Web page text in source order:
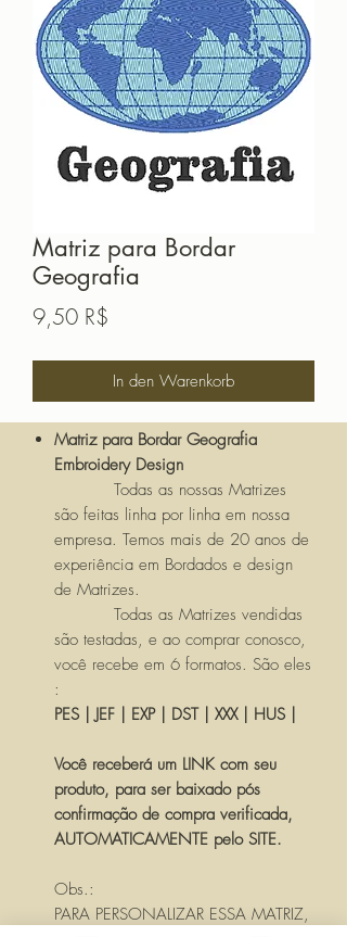
Matriz para Bordar
Geografia
9,50 R$
In den Warenkorb
Matriz para Bordar Geografia
Embroidery Design
Todas as nossas Matrizes
são feitas linha por linha em nossa
empresa. Temos mais de 20 anos de
experiência em Bordados e design
de Matrizes.
Todas as Matrizes vendidas
são testadas, e ao comprar conosco,
você recebe em 6 formatos. São eles
:
PES | JEF | EXP | DST | XXX | HUS |
Você receberá um LINK com seu
produto, para ser baixado pós
confirmação de compra verificada,
AUTOMATICAMENTE pelo SITE.
Obs.:
PARA PERSONALIZAR ESSA MATRIZ,